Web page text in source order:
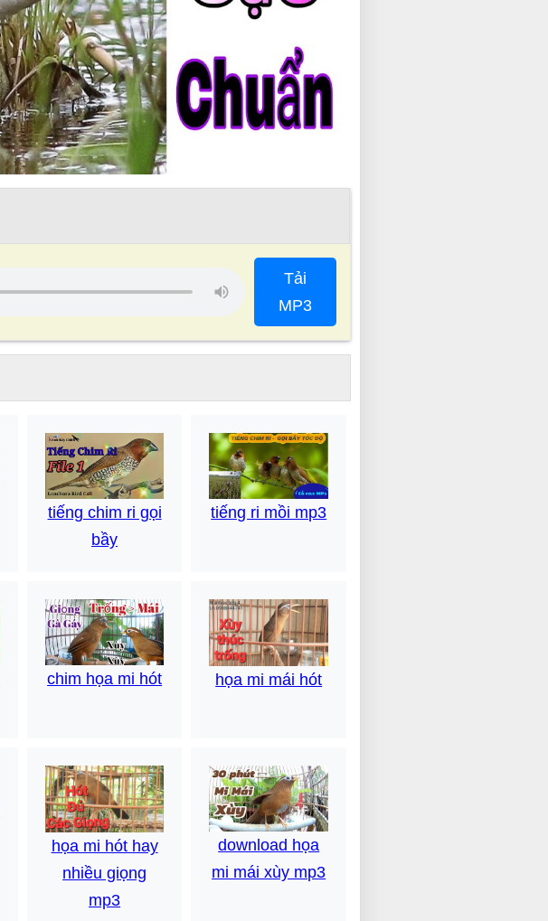
Tải
MP3
tiếng chim ri gọi
bầy
tiếng ri mồi mp3
chim họa mi hót họa mi mái hót
họa mi hót hay
nhiều giọng
mp3
download họa
mi mái xùy mp3